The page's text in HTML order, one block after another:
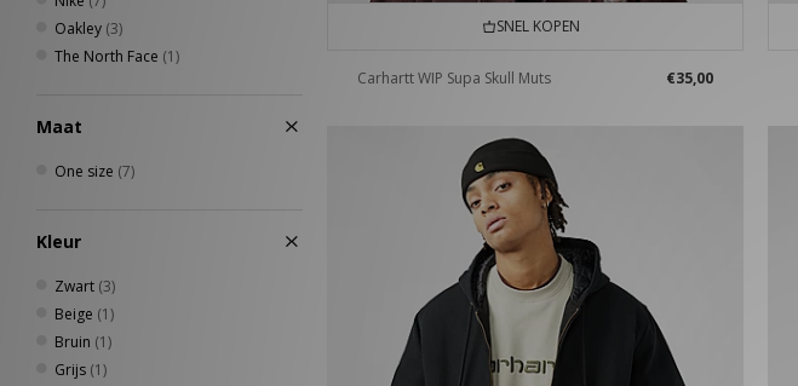
Oakley (3)
The North Face (1)
Maat
One size (7)
Kleur
Zwart (3)
Beige (1)
Bruin (1)
Grijs (1)
SNEL KOPEN
Carhartt WIP Supa Skull Muts €35,00